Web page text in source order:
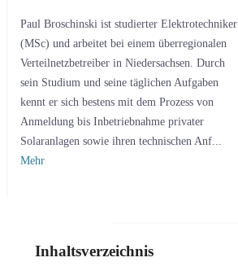
Paul Broschinski ist studierter Elektrotechniker
(MSc) und arbeitet bei einem überregionalen
Verteilnetzbetreiber in Niedersachsen. Durch
sein Studium und seine täglichen Aufgaben
kennt er sich bestens mit dem Prozess von
Anmeldung bis Inbetriebnahme privater
Solaranlagen sowie ihren technischen Anf...
Mehr
Inhaltsverzeichnis